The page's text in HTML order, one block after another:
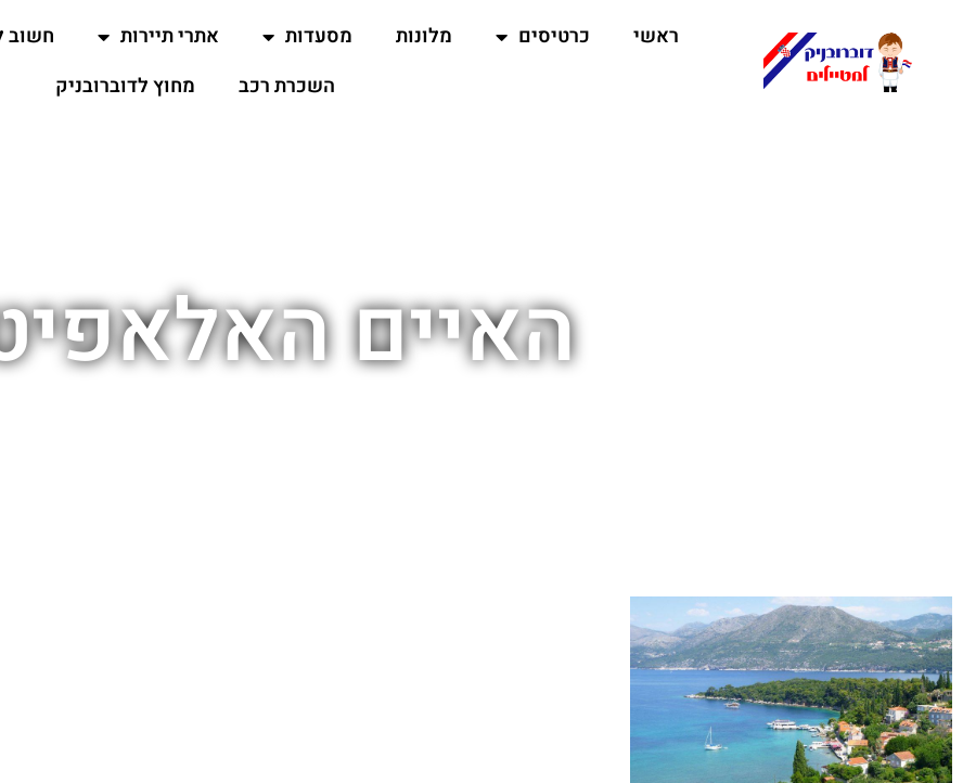
ראשי כרטיסים מלונות מסעדות אתרי תיירות חשוב
השכרת רכב
מחוץ לדוברובניק
האיים